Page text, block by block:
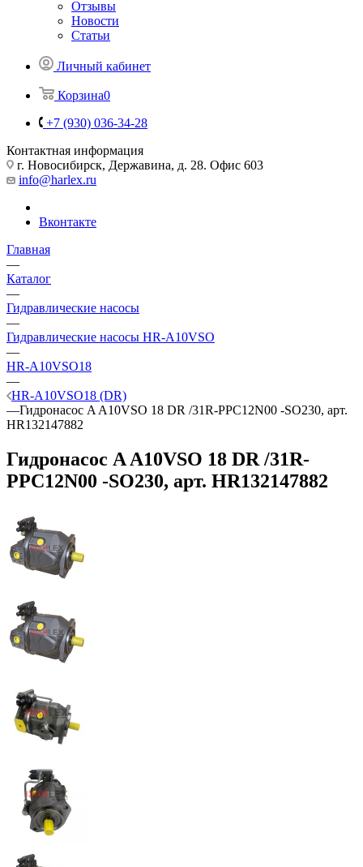
Отзывы
Новости
Статьи
Личный кабинет
Корзина0
+7 (930) 036-34-28
Контактная информация
г. Новосибирск, Державина, д. 28. Офис 603
info@harlex.ru
Вконтакте
Главная
—
Каталог
—
Гидравлические насосы
—
Гидравлические насосы HR-A10VSO
—
HR-A10VSO18
—
HR-A10VSO18 (DR)
—Гидронасос A A10VSO 18 DR /31R-PPC12N00 -SO230, арт.
HR132147882
Гидронасос A A10VSO 18 DR /31R-
PPC12N00 -SO230, арт. HR132147882